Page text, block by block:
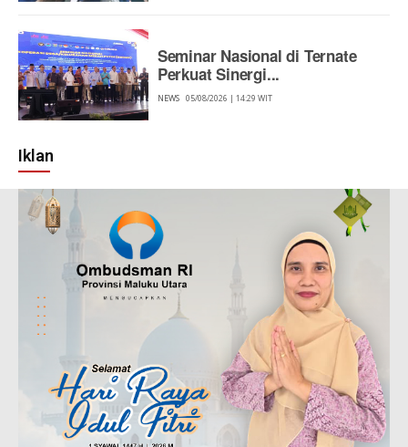
Seminar Nasional di Ternate
Perkuat Sinergi...
NEWS 05/08/2026 | 14:29 WIT
Iklan